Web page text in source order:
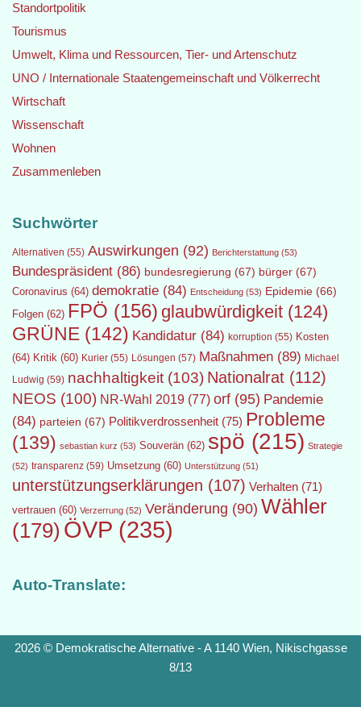
Standortpolitik
Tourismus
Umwelt, Klima und Ressourcen, Tier- und Artenschutz
UNO / Internationale Staatengemeinschaft und Völkerrecht
Wirtschaft
Wissenschaft
Wohnen
Zusammenleben
Suchwörter
Alternativen (55) Auswirkungen (92) Berichterstattung (53)
Bundespräsident (86) bundesregierung (67) bürger (67)
Coronavirus (64) demokratie (84) Entscheidung (53) Epidemie (66)
Folgen (62) FPÖ (156) glaubwürdigkeit (124)
GRÜNE (142) Kandidatur (84) korruption (55) Kosten
(64) Kritik (60) Kurier (55) Lösungen (57) Maßnahmen (89) Michael
Ludwig (59) nachhaltigkeit (103) Nationalrat (112)
NEOS (100) NR-Wahl 2019 (77) orf (95) Pandemie
(84) parteien (67) Politikverdrossenheit (75) Probleme
(139) sebastian kurz (53) Souverän (62) spö (215) Strategie
(52) transparenz (59) Umsetzung (60) Unterstützung (51)
unterstützungserklärungen (107) Verhalten (71)
vertrauen (60) Verzerrung (52) Veränderung (90) Wähler
(179) ÖVP (235)
Auto-Translate:
2026 © Demokratische Alternative - A 1140 Wien, Nikischgasse
8/13